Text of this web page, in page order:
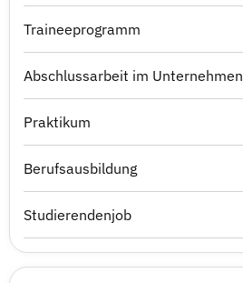
Traineeprogramm
Abschlussarbeit im Unternehmen
Praktikum
Berufsausbildung
Studierendenjob